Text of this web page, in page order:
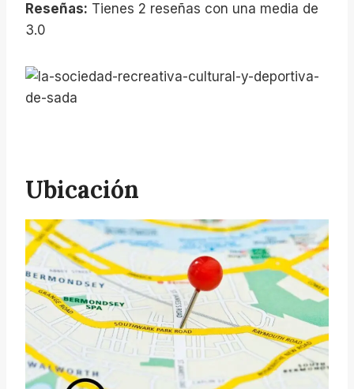
Reseñas: Tienes 2 reseñas con una media de
3.0
Ubicación